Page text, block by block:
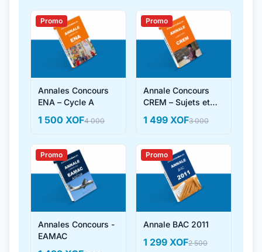
Promo
Annales Concours
ENA – Cycle A
1 500 XOF4 000
Promo
Annale Concours
CREM – Sujets et
1 499 XOF3 000
Promo
Annales Concours -
EAMAC
Promo
Annale BAC 2011
1 299 XOF2 500